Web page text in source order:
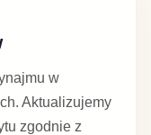
w
Aktualizujemy
zgodnie z